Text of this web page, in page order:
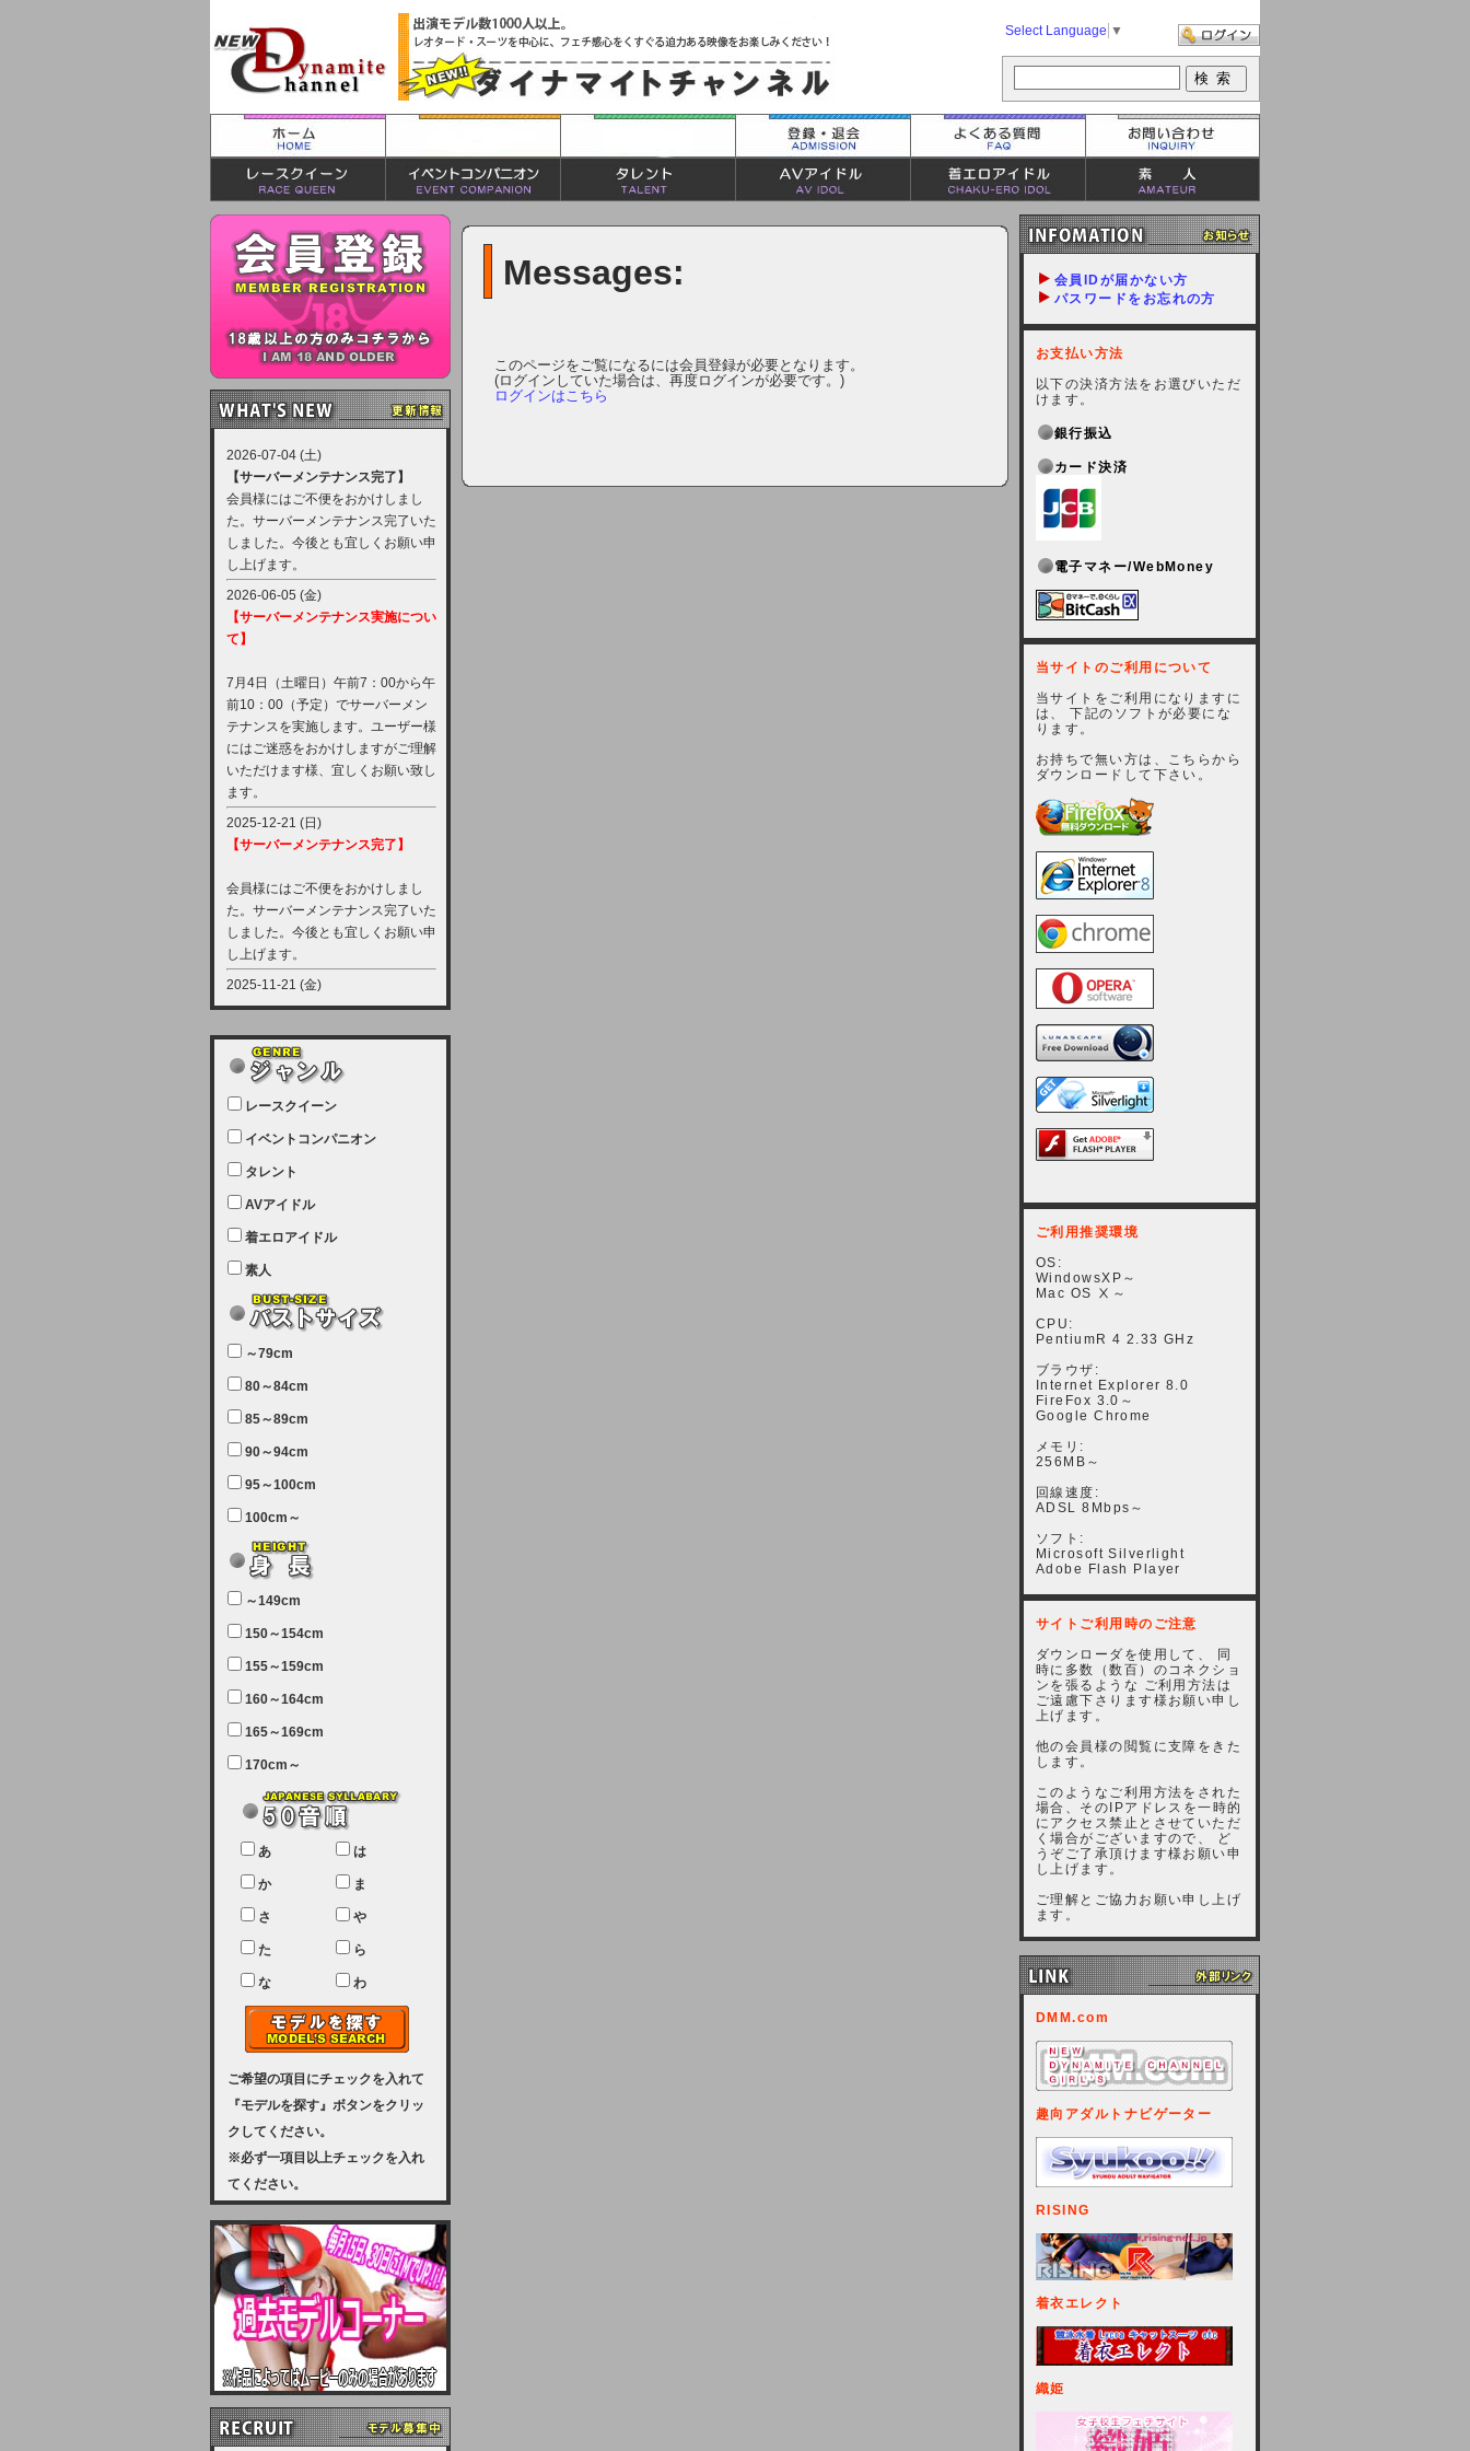
Select Language ▼
2026-07-04 (土)
【サーバーメンテナンス完了】
会員様にはご不便をおかけしまし
た。サーバーメンテナンス完了いた
しました。今後とも宜しくお願い申
し上げます。
2026-06-05 (金)
【サーバーメンテナンス実施につい
て】
7月4日（土曜日）午前7：00から午
前10：00（予定）でサーバーメン
テナンスを実施します。ユーザー様
にはご迷惑をおかけしますがご理解
いただけます様、宜しくお願い致し
ます。
2025-12-21 (日)
【サーバーメンテナンス完了】
会員様にはご不便をおかけしまし
た。サーバーメンテナンス完了いた
しました。今後とも宜しくお願い申
し上げます。
2025-11-21 (金)
【サーバーメンテナンス実施につい
12月21日（日曜日）午前9：00か
ら午前11：00（予定）でサーバー
メンテナンスを実施します。ユーザ
ー様にはご迷惑をおかけしますがご
理解いただけます様、宜しくお願い
致します。
2025-07-05 (土)
【サーバーメンテナンス完了のお知
本日、サーバーメンテナンスのため
ユーザー様には大変ご迷惑をおかけ
しました。無事、メンテナンスが完
致します。
2025-06-11 (水)
【サーバーメンテナンス実施につい
7月5日（土曜日）午前7：00から午
テナンスを実施します。ユーザー様
にはご迷惑をおかけしますがご理解
いただけます様、宜しくお願い致し
【クレジットカード決済について
②】
現在、クレジットカード決済はJCB
のみになっております。大変ご迷惑
キャシュでの決済は可能ですので、
宜しくお願い致します。
2024-02-23 (金)
【クレジットカード決済について】
只今、クレジットカード会社の都合
により決済ができない状況です。
ユーザー様には、大変ご迷惑をおか
けいたしまして申し訳ございませ
ん。
2023-08-31 (木)
【サーバーメンテナンス実施のお知
らせ】
2023年 9月10日（日曜日）午前8：
サーバーメンテナンスを実施いたし
ます。その為、アクセスはできませ
ますが、ご理解の程を宜しくお願い
致します。
2022-09-01 (木)
【サーバーメンテナンスのお知ら
せ】
9月10日（土曜日）AM6：00から
AM8：00（予定）サーバーメンテ
ナンスを致します。ご迷惑をおかけ
レースクイーン
イベントコンパニオン
タレント
AVアイドル
着エロアイドル
素人
～79cm
80～84cm
85～89cm
90～94cm
95～100cm
100cm～
～149cm
150～154cm
155～159cm
160～164cm
165～169cm
170cm～
あ は
か ま
さ や
た ら
な わ
ご希望の項目にチェックを入れて
『モデルを探す』ボタンをクリッ
クしてください。
※必ず一項目以上チェックを入れ
てください。
Messages:
このページをご覧になるには会員登録が必要となります。
(ログインしていた場合は、再度ログインが必要です。)
ログインはこちら
会員IDが届かない方
パスワードをお忘れの方
お支払い方法
以下の決済方法をお選びいただ
けます。
銀行振込
カード決済
電子マネー/WebMoney
当サイトのご利用について
当サイトをご利用になりますに
は、 下記のソフトが必要にな
ります。
お持ちで無い方は、こちらから
ダウンロードして下さい。
ご利用推奨環境
OS:
WindowsXP～
Mac OS Ⅹ～
CPU:
PentiumR 4 2.33 GHz
ブラウザ:
Internet Explorer 8.0
FireFox 3.0～
Google Chrome
メモリ:
256MB～
回線速度:
ADSL 8Mbps～
ソフト:
Microsoft Silverlight
Adobe Flash Player
サイトご利用時のご注意
ダウンローダを使用して、 同
時に多数（数百）のコネクショ
ンを張るような ご利用方法は
ご遠慮下さります様お願い申し
上げます。
他の会員様の閲覧に支障をきた
します。
このようなご利用方法をされた
場合、そのIPアドレスを一時的
にアクセス禁止とさせていただ
く場合がございますので、 ど
うぞご了承頂けます様お願い申
し上げます。
ご理解とご協力お願い申し上げ
ます。
DMM.com
趣向アダルトナビゲーター
RISING
着衣エレクト
織姫